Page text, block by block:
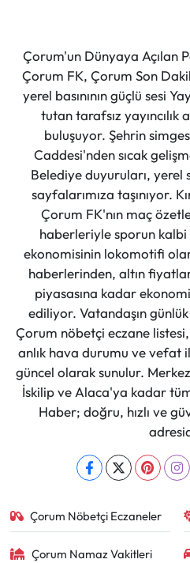
Çorum'un Dünyaya Açılan
Çorum FK, Çorum Son
yerel basınının güçlü sesi
tutan tarafsız yayıncılık
buluşuyor. Şehrin
Caddesi'nden sıcak
Belediye duyuruları, yerel
sayfalarımıza taşınıyor.
Çorum FK'nın maç
haberleriyle sporun
ekonomisinin lokomotifi
haberlerinden, altın
piyasasına kadar
ediliyor. Vatandaşın
Çorum nöbetçi eczane
anlık hava durumu ve vefat
güncel olarak sunulur.
İskilip ve Alaca'ya kadar
Haber; doğru, hızlı ve
Çorum Nöbetçi Eczaneler
Çorum Namaz Vakitleri